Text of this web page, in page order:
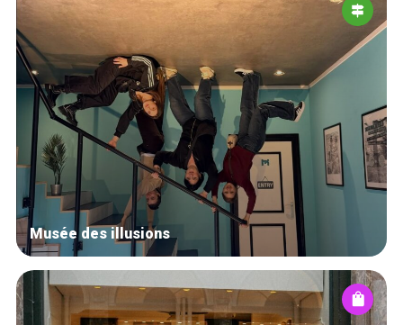
Musée des illusions